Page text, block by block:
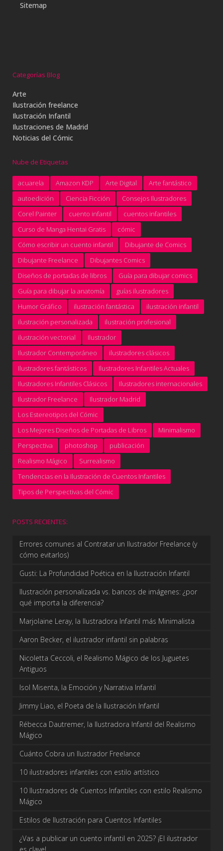
Sitemap
Categorías Blog
Arte
Ilustración freelance
Ilustración Infantil
Ilustraciones de Madrid
Noticias del Cómic
Nube de Etiquetas
acuarela Amazon KDP Arte Digital
Arte fantástico
autoedición
Ciencia Ficción
Consejos Ilustradores
Corel Painter
cuento infantil
cuentos infantiles
Curso de Manga Hentai Gratis
cómic
Cómo escribir un cuento infantil
Dibujante de Comics
Dibujante Freelance
Dibujantes Comics
Diseños de portadas de libros
Guía para dibujar comics
Guía para dibujar la anatomía
guías ilustradores
Humor Gráfico
ilustración fantástica
ilustración infantil
ilustración personalizada
ilustración profesional
ilustración vectorial
Ilustrador
Ilustrador Contemporáneo
ilustradores clásicos
Ilustradores fantásticos
Ilustradores Infantiles Actuales
Ilustradores Infantiles Clásicos
Ilustradores internacionales
Ilustrador Freelance
Ilustrador Madrid
Los Estereotipos del Cómic
Los Mejores Diseños de Portadas de Libros
Minimalismo
Perspectiva
photoshop
publicación
Realismo Mágico
Surrealismo
Tendencias en la Ilustración de Cuentos Infantiles
Tipos de Perspectivas del Cómic
POSTS RECIENTES:
Errores comunes al Contratar un Ilustrador Freelance (y
cómo evitarlos)
Gusti: La Profundidad Poética en la Ilustración Infantil
Ilustración personalizada vs. bancos de imágenes: ¿por
qué importa la diferencia?
Marjolaine Leray, la Ilustradora Infantil más Minimalista
Aaron Becker, el ilustrador infantil sin palabras
Nicoletta Ceccoli, el Realismo Mágico de los Juguetes
Antiguos
Isol Misenta, la Emoción y Narrativa Infantil
Jimmy Liao, el Poeta de la Ilustración Infantil
Rébecca Dautremer, la Ilustradora Infantil del Realismo
Mágico
Cuánto Cobra un Ilustrador Freelance
10 ilustradores infantiles con estilo artístico
10 Ilustradores de Cuentos Infantiles con estilo Realismo
Mágico
Estilos de Ilustración para Cuentos Infantiles
¿Vas a publicar un cuento infantil en 2025? ¡El ilustrador